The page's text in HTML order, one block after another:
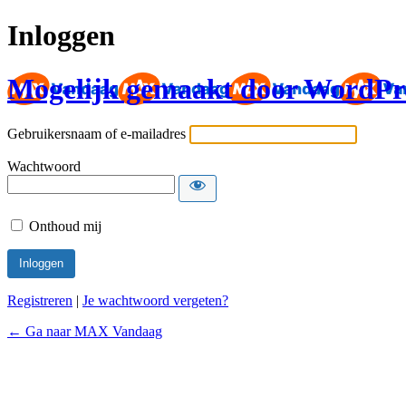
Inloggen
Mogelijk gemaakt door
Gebruikersnaam of e-mailadres
Wachtwoord
Onthoud mij
Registreren | Je wachtwoord vergeten?
← Ga naar MAX Vandaag